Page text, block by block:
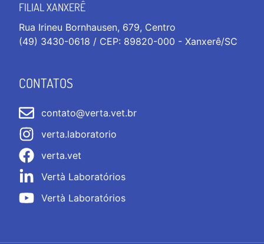
FILIAL XANXERÊ
Rua Irineu Bornhausen, 679, Centro
(49) 3430-0618 / CEP: 89820-000 - Xanxerê/SC
CONTATOS
contato@verta.vet.br
verta.laboratorio
verta.vet
Vertà Laboratórios
Vertà Laboratórios